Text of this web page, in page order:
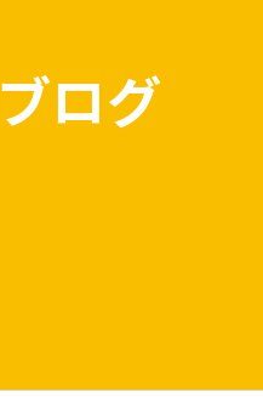
ブログ